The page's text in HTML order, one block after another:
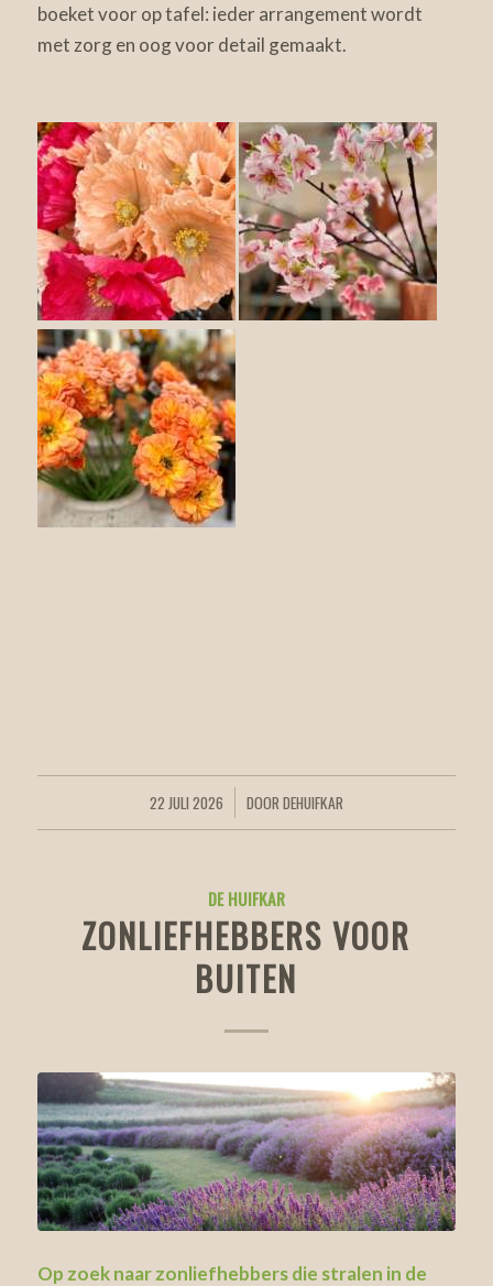
boeket voor op tafel: ieder arrangement wordt
met zorg en oog voor detail gemaakt.
22 JULI 2026
/ DOOR DEHUIFKAR
DE HUIFKAR
ZONLIEFHEBBERS VOOR
BUITEN
Op zoek naar zonliefhebbers die stralen in de